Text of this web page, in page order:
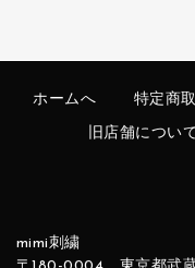
ホームへ 特定商
旧店舗につい
mimi刺繍